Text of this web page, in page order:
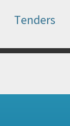
Tenders